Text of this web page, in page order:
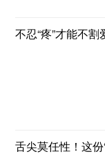
不忍“疼”才能不割
舌尖莫任性！这